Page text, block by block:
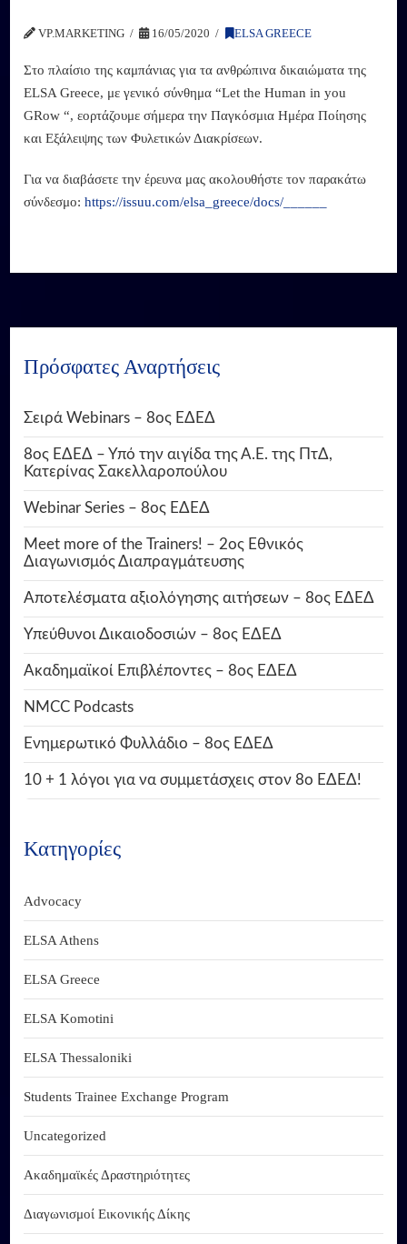
VP.MARKETING 16/05/2020 ELSA GREECE
Στο πλαίσιο της καμπάνιας για τα ανθρώπινα δικαιώματα της
ELSA Greece, με γενικό σύνθημα “Let the Human in you
GRow “, εορτάζουμε σήμερα την Παγκόσμια Ημέρα Ποίησης
και Εξάλειψης των Φυλετικών Διακρίσεων.
Για να διαβάσετε την έρευνα μας ακολουθήστε τον παρακάτω
σύνδεσμο:https://issuu.com/elsa_greece/docs/______
Πρόσφατες Αναρτήσεις
Σειρά Webinars – 8ος ΕΔΕΔ
8ος ΕΔΕΔ – Υπό την αιγίδα της Α.Ε. της ΠτΔ,
Κατερίνας Σακελλαροπούλου
Webinar Series – 8ος ΕΔΕΔ
Meet more of the Trainers! – 2ος Εθνικός
Διαγωνισμός Διαπραγμάτευσης
Αποτελέσματα αξιολόγησης αιτήσεων – 8ος ΕΔΕΔ
Υπεύθυνοι Δικαιοδοσιών – 8ος ΕΔΕΔ
Ακαδημαϊκοί Επιβλέποντες – 8ος ΕΔΕΔ
NMCC Podcasts
Ενημερωτικό Φυλλάδιο – 8ος ΕΔΕΔ
10 + 1 λόγοι για να συμμετάσχεις στον 8ο ΕΔΕΔ!
Κατηγορίες
Advocacy
ELSA Athens
ELSA Greece
ELSA Komotini
ELSA Thessaloniki
Students Trainee Exchange Program
Uncategorized
Ακαδημαϊκές Δραστηριότητες
Διαγωνισμοί Εικονικής Δίκης